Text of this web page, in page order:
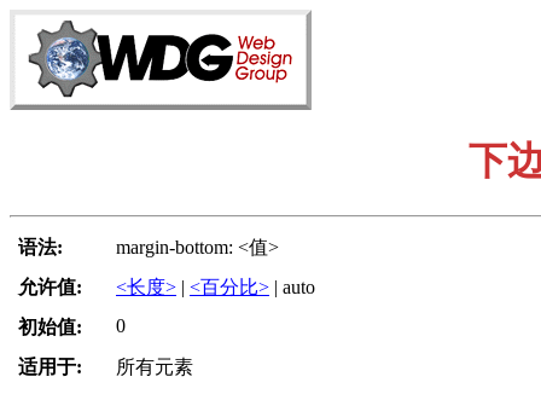
下
语法:
margin-bottom: <值>
允许值:
<长度> | <百分比> | auto
初始值:
0
适用于:
所有元素